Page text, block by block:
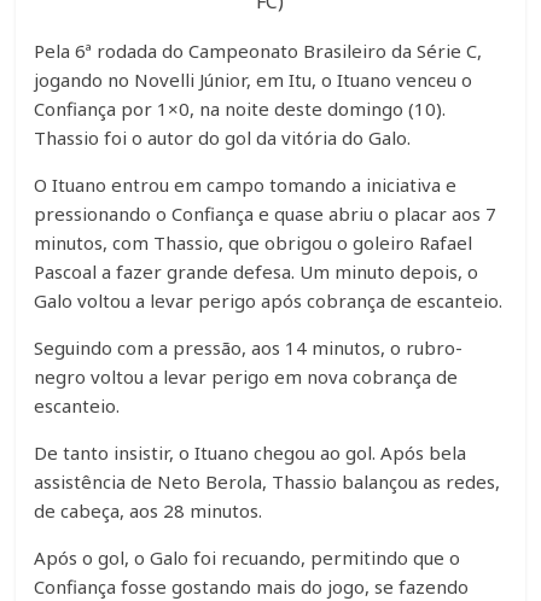
Pela 6ª rodada do Campeonato Brasileiro da Série C,
jogando no Novelli Júnior, em Itu, o Ituano venceu o
Confiança por 1×0, na noite deste domingo (10).
Thassio foi o autor do gol da vitória do Galo.
O Ituano entrou em campo tomando a iniciativa e
pressionando o Confiança e quase abriu o placar aos 7
minutos, com Thassio, que obrigou o goleiro Rafael
Pascoal a fazer grande defesa. Um minuto depois, o
Galo voltou a levar perigo após cobrança de escanteio.
Seguindo com a pressão, aos 14 minutos, o rubro-
negro voltou a levar perigo em nova cobrança de
escanteio.
De tanto insistir, o Ituano chegou ao gol. Após bela
assistência de Neto Berola, Thassio balançou as redes,
de cabeça, aos 28 minutos.
Após o gol, o Galo foi recuando, permitindo que o
Confiança fosse gostando mais do jogo, se fazendo